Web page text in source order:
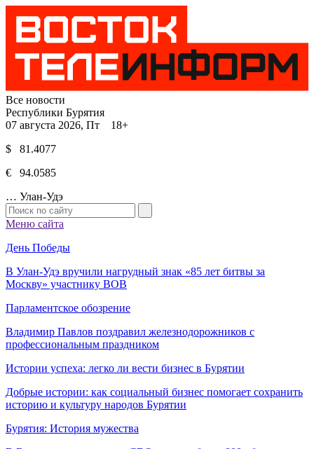
Все новости
Республики Бурятия
07 августа 2026, Пт 18+
$ 81.4077
€ 94.0585
… Улан-Удэ
Меню сайта
День Победы
В Улан-Удэ вручили нагрудный знак «85 лет битвы за
Москву» участнику ВОВ
Парламентское обозрение
Владимир Павлов поздравил железнодорожников с
профессиональным праздником
Истории успеха: легко ли вести бизнес в Бурятии
Добрые истории: как социальный бизнес помогает сохранить
историю и культуру народов Бурятии
Бурятия: История мужества